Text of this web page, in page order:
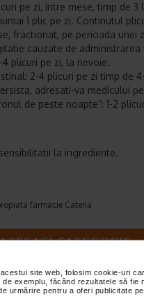
site web, folosim cookie-uri
exemplu, făcând rezultatele să
urmărire pentru a oferi publicitate
pe zi, intre mese, timp de 3
1 plic pe zi. Continutul
fractionat, pe perioada unei
cauzate de administrarea
plicuri pe zi, la nevoie.
2-4 plicuri pe zi timp de
adresati-va medicului
de peste noapte”: 1-2
la ingrediente.
farmacie Catena
CATEGORIE
Plătești 2, primești 3